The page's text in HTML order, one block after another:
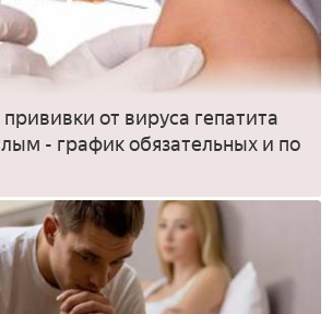
от вируса гепатита
- график обязательных и по